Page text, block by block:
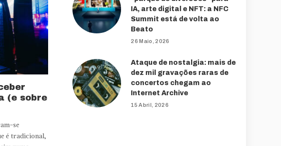
(e sobre
se
é tradicional,
IA, arte digital e NFT: a NFC
Summit está de volta ao
Beato
26 Maio, 2026
Ataque de nostalgia: mais de
dez mil gravações raras de
concertos chegam ao
Internet Archive
15 Abril, 2026